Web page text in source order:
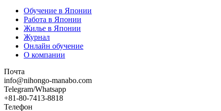
Обучение в Японии
Работа в Японии
Жилье в Японии
Журнал
Онлайн обучение
О компании
Почта
info@nihongo-manabo.com
Telegram/Whatsapp
+81-80-7413-8818
Телефон